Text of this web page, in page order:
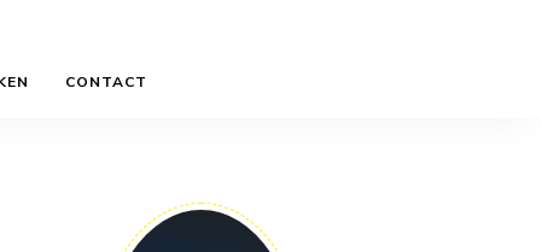
CONTACT